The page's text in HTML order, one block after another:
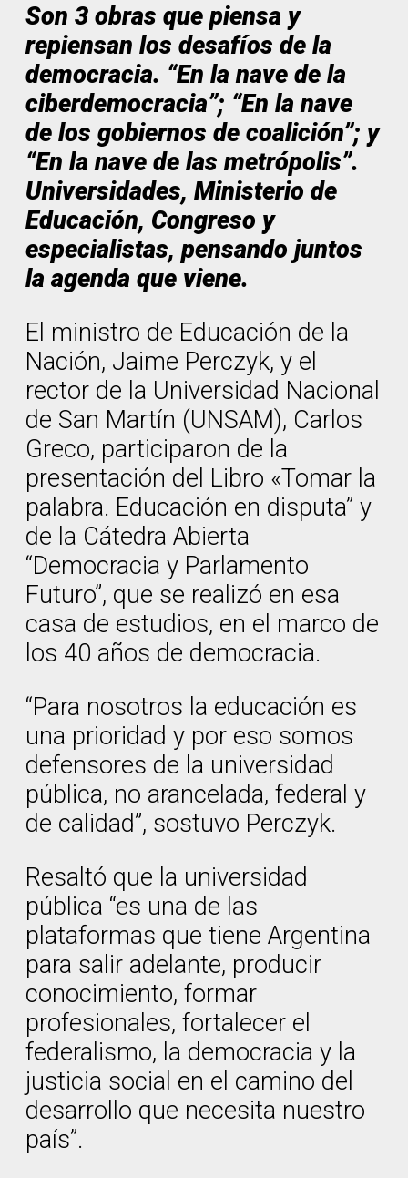
Son 3 obras que piensa y
repiensan los desafíos de la
democracia. “En la nave de la
ciberdemocracia”; “En la nave
de los gobiernos de coalición”; y
“En la nave de las metrópolis”.
Universidades, Ministerio de
Educación, Congreso y
especialistas, pensando juntos
la agenda que viene.
El ministro de Educación de la
Nación, Jaime Perczyk, y el
rector de la Universidad Nacional
de San Martín (UNSAM), Carlos
Greco, participaron de la
presentación del Libro «Tomar la
palabra. Educación en disputa” y
de la Cátedra Abierta
“Democracia y Parlamento
Futuro”, que se realizó en esa
casa de estudios, en el marco de
los 40 años de democracia.
“Para nosotros la educación es
una prioridad y por eso somos
defensores de la universidad
pública, no arancelada, federal y
de calidad”, sostuvo Perczyk.
Resaltó que la universidad
pública “es una de las
plataformas que tiene Argentina
para salir adelante, producir
conocimiento, formar
profesionales, fortalecer el
federalismo, la democracia y la
justicia social en el camino del
desarrollo que necesita nuestro
país”.